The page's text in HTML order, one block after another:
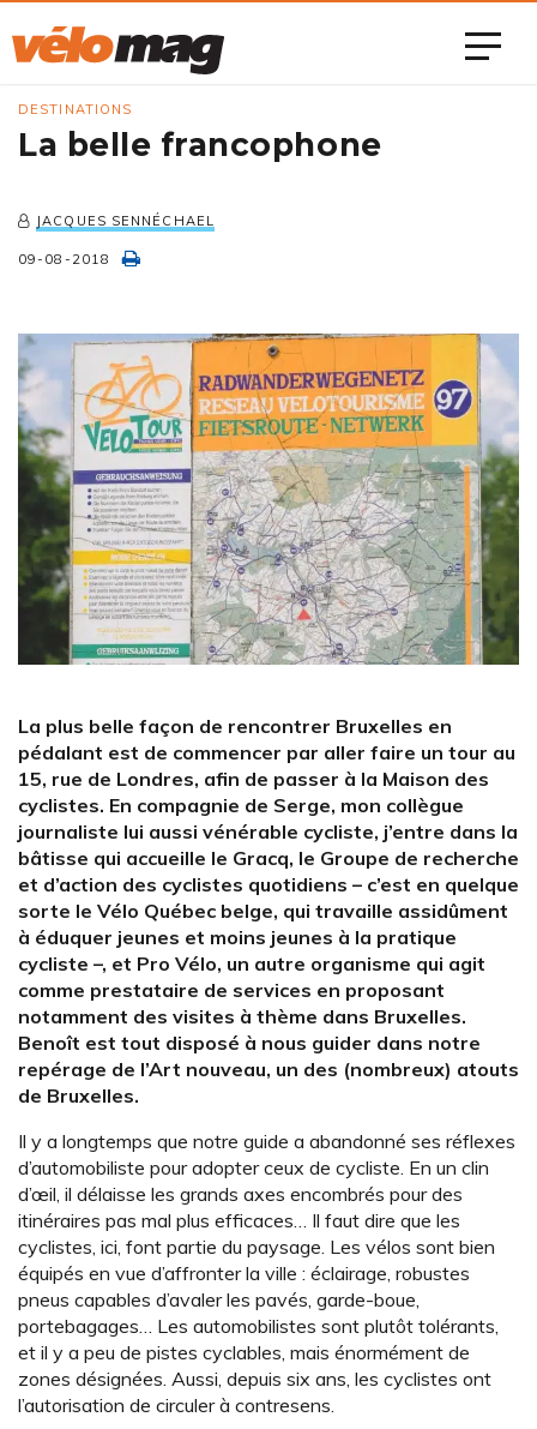
DESTINATIONS
La belle francophone
JACQUES SENNÉCHAEL
09-08-2018
La plus belle façon de rencontrer Bruxelles en
pédalant est de commencer par aller faire un tour au
15, rue de Londres, afin de passer à la Maison des
cyclistes. En compagnie de Serge, mon collègue
journaliste lui aussi vénérable cycliste, j’entre dans la
bâtisse qui accueille le Gracq, le Groupe de recherche
et d’action des cyclistes quotidiens – c’est en quelque
sorte le Vélo Québec belge, qui travaille assidûment
à éduquer jeunes et moins jeunes à la pratique
cycliste –, et Pro Vélo, un autre organisme qui agit
comme prestataire de services en proposant
notamment des visites à thème dans Bruxelles.
Benoît est tout disposé à nous guider dans notre
repérage de l’Art nouveau, un des (nombreux) atouts
de Bruxelles.
Il y a longtemps que notre guide a abandonné ses réflexes
d’automobiliste pour adopter ceux de cycliste. En un clin
d’œil, il délaisse les grands axes encombrés pour des
itinéraires pas mal plus efficaces… Il faut dire que les
cyclistes, ici, font partie du paysage. Les vélos sont bien
équipés en vue d’affronter la ville : éclairage, robustes
pneus capables d’avaler les pavés, garde-boue,
portebagages… Les automobilistes sont plutôt tolérants,
et il y a peu de pistes cyclables, mais énormément de
zones désignées. Aussi, depuis six ans, les cyclistes ont
l’autorisation de circuler à contresens.